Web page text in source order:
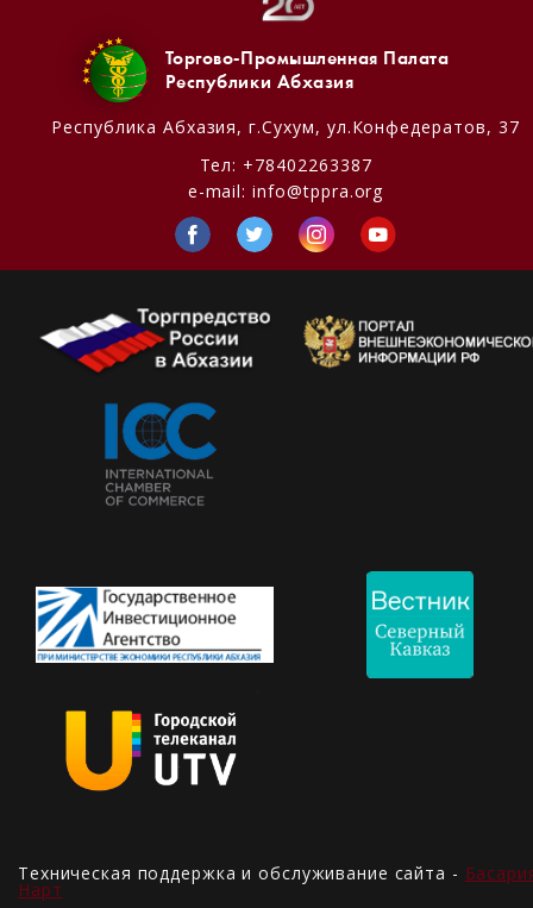
Торгово-Промышленная Палата
Республики Абхазия
Республика Абхазия, г.Сухум, ул.Конфедератов, 37
Тел: +78402263387
e-mail:info@tppra.org
Техническая поддержка и обслуживание сайта -
Нарт